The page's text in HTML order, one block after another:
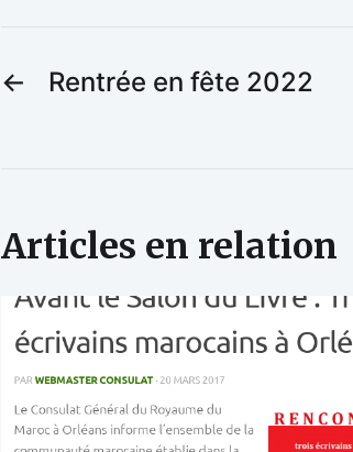
← Rentrée en fête 2022
Articles en relation